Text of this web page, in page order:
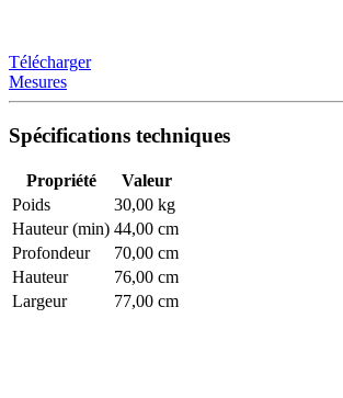
Télécharger
Mesures
Spécifications techniques
Propriété
Valeur
Poids
30,00 kg
Hauteur (min) 44,00 cm
Profondeur
70,00 cm
Hauteur
76,00 cm
Largeur
77,00 cm